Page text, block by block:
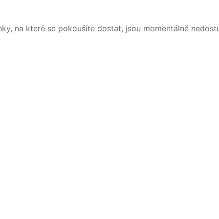
na které se pokoušíte dostat, jsou momentálně